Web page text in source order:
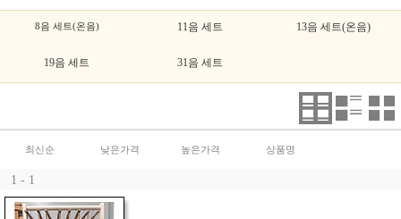
8음 세트(온음) 11음 세트 13음 세트(온음)
19음 세트 31음 세트
최신순 낮은가격 높은가격 상품명
1 - 1